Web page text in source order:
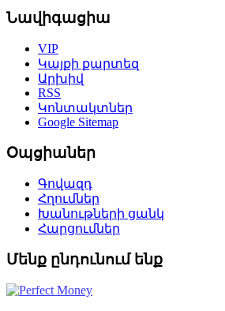
Նավիգացիա
VIP
Կայքի քարտեզ
Արխիվ
RSS
Կոնտակտներ
Google Sitemap
Օպցիաներ
Գովազդ
Հղումներ
Խանութների ցանկ
Հարցումներ
Մենք ընդունում ենք